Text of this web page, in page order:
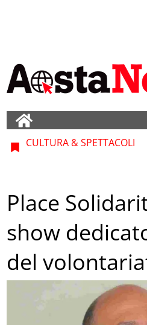
CULTURA & SPETTACOLI
Place
show
del